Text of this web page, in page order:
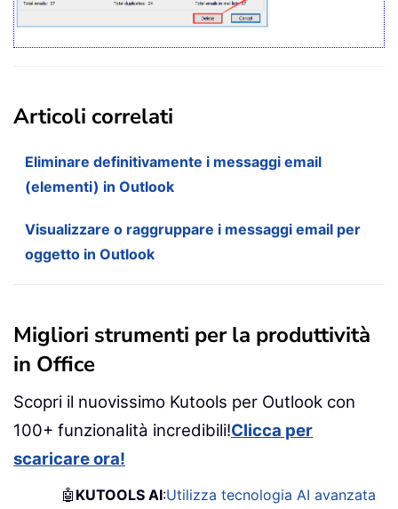
Articoli correlati
Eliminare definitivamente i messaggi email
(elementi) in Outlook
Visualizzare o raggruppare i messaggi email per
oggetto in Outlook
Migliori strumenti per la produttività
in Office
Scopri il nuovissimo Kutools per Outlook con
100+ funzionalità incredibili!Clicca per
scaricare ora!
🤖 KUTOOLS AI:Utilizza tecnologia AI avanzata